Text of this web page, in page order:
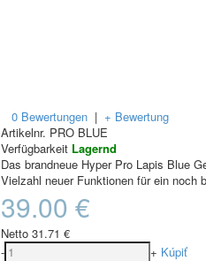
0 Bewertungen | + Bewertung
Artikelnr. PRO BLUE
Verfügbarkeit Lagernd
Das brandneue Hyper Pro Lapis Blue
Vielzahl neuer Funktionen für ein noch
39.00 €
Netto 31.71 €
-
+ Kúpiť